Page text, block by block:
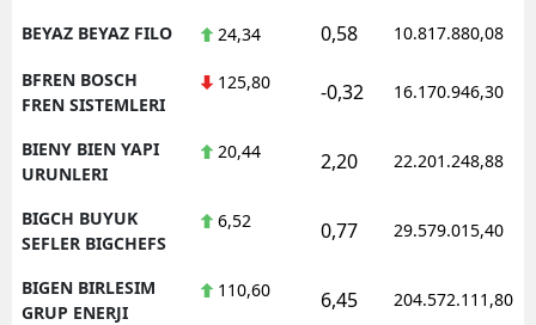
BEYAZ BEYAZ FILO 24,34 0,58 10.817.880,08
BFREN BOSCH
FREN SISTEMLERI
125,80 -0,32 16.170.946,30
BIENY BIEN YAPI
URUNLERI
20,44 2,20 22.201.248,88
BIGCH BUYUK
SEFLER BIGCHEFS
6,52 0,77 29.579.015,40
BIGEN BIRLESIM
GRUP ENERJI
110,60 6,45 204.572.111,80